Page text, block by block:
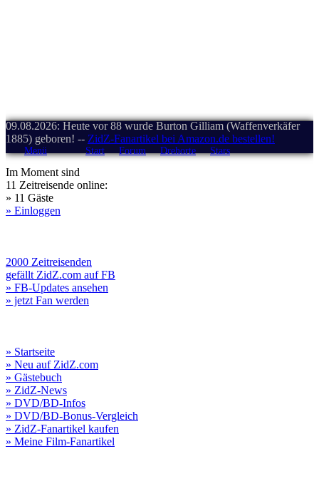
09.08.2026: Heute vor 88 wurde Burton Gilliam (Waffenverkäfer
1885) geboren! -- ZidZ-Fanartikel bei Amazon.de bestellen!
Menü Start Forum Drehorte Stars
Im Moment sind
11 Zeitreisende online:
» 11 Gäste
» Einloggen
2000 Zeitreisenden
gefällt ZidZ.com auf FB
» FB-Updates ansehen
» jetzt Fan werden
» Startseite
» Neu auf ZidZ.com
» Gästebuch
» ZidZ-News
» DVD/BD-Infos
» DVD/BD-Bonus-Vergleich
» ZidZ-Fanartikel kaufen
» Meine Film-Fanartikel